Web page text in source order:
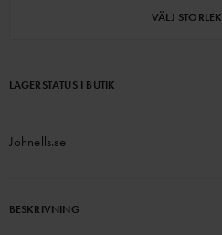
VÄLJ STORLEK
LAGERSTATUS I BUTIK
Johnells.se
BESKRIVNING